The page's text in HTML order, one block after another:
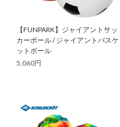
【FUNPARK】ジャイアントサッ
カーボール / ジャイアントバスケ
ットボール
5,060円